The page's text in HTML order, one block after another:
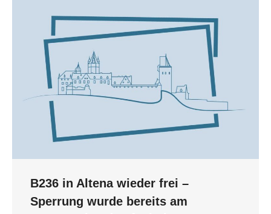
B236 in Altena wieder frei –
Sperrung wurde bereits am